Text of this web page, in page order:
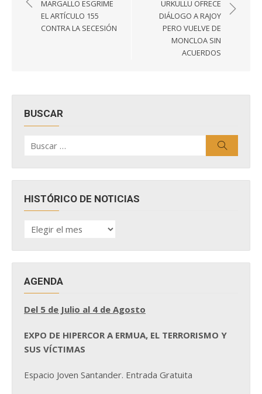
entradas
MARGALLO ESGRIME
EL ARTÍCULO 155
CONTRA LA SECESIÓN
URKULLU OFRECE
DIÁLOGO A RAJOY
PERO VUELVE DE
MONCLOA SIN
ACUERDOS
BUSCAR
por:
HISTÓRICO DE NOTICIAS
HISTÓRICO
DE
AGENDA
Del 5 de Julio al 4 de Agosto
EXPO DE HIPERCOR A ERMUA, EL TERRORISMO Y
SUS VÍCTIMAS
Espacio Joven Santander. Entrada Gratuita